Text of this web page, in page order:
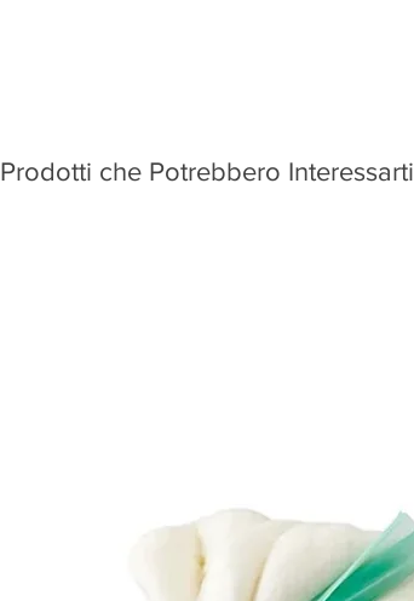
Prodotti che Potrebbero Interessarti